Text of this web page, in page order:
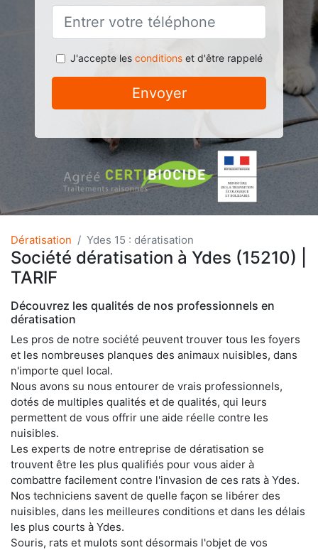
J'accepte les conditionset d'être rappelé
Envoyer
Dératisation Ydes 15 : dératisation
Société dératisation à Ydes (15210) |
TARIF
Découvrez les qualités de nos professionnels en
dératisation
Les pros de notre société peuvent trouver tous les foyers
et les nombreuses planques des animaux nuisibles, dans
n'importe quel local.
Nous avons su nous entourer de vrais professionnels,
dotés de multiples qualités et de qualités, qui leurs
permettent de vous offrir une aide réelle contre les
nuisibles.
Les experts de notre entreprise de dératisation se
trouvent être les plus qualifiés pour vous aider à
combattre facilement contre l'invasion de ces rats à Ydes.
Nos techniciens savent de quelle façon se libérer des
nuisibles, dans les meilleures conditions et dans les délais
les plus courts à Ydes.
Souris, rats et mulots sont désormais l'objet de vos